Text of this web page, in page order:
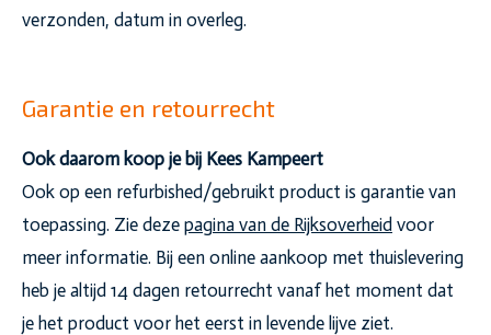
verzonden, datum in overleg.
Garantie en retourrecht
Ook daarom koop je bij Kees Kampeert
Ook op een refurbished/gebruikt product is garantie van
toepassing. Zie deze pagina van de Rijksoverheid voor
meer informatie. Bij een online aankoop met thuislevering
heb je altijd 14 dagen retourrecht vanaf het moment dat
je het product voor het eerst in levende lijve ziet.